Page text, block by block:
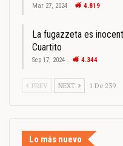
Mar 27, 2024 4.819
La fugazzeta es
Cuartito
Sep 17, 2024 4.344
PREV NEXT 1 De 239
Lo más nuevo